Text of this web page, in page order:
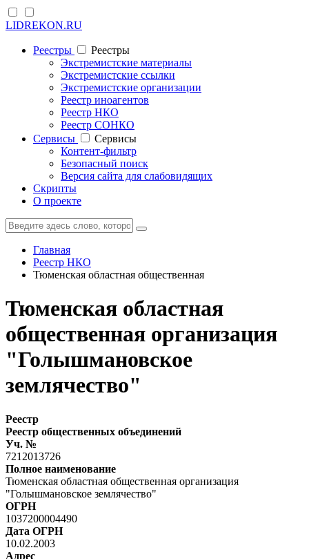
LIDREKON.RU
Реестры
Реестры
Экстремистские материалы
Экстремистские ссылки
Экстремистские организации
Реестр иноагентов
Реестр НКО
Реестр СОНКО
Cервисы
Cервисы
Контент-фильтр
Безопасный поиск
Версия сайта для слабовидящих
Скрипты
О проекте
Главная
Реестр НКО
Тюменская областная общественная
Тюменская областная
общественная организация
"Голышмановское
землячество"
Реестр
Реестр общественных объединений
Уч. №
7212013726
Полное наименование
Тюменская областная общественная организация
"Голышмановское землячество"
ОГРН
1037200004490
Дата ОГРН
10.02.2003
Адрес